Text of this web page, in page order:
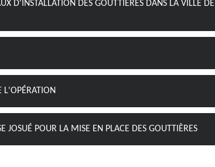
D'INSTALLATION DES GOUTTIÈRES DANS LA VILLE DE
L'OPÉRATION
JOSUÉ POUR LA MISE EN PLACE DES GOUTTIÈRES